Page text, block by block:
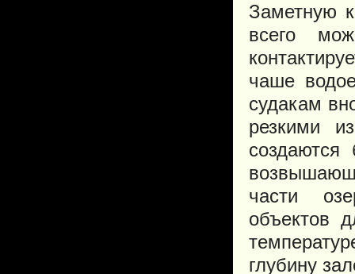
Заметную
всего
чаше
судакам
резкими
создаются
части
объектов
глубину